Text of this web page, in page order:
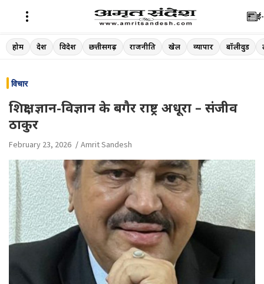
Skip
to
होम देश विदेश छत्तीसगढ़ राजनीति खेल व्यापार बॉलीवुड
विचार
शिक्षा, ज्ञान-विज्ञान के बगैर राष्ट्र अधूरा – संजीव
ठाकुर
February 23, 2026 Amrit Sandesh